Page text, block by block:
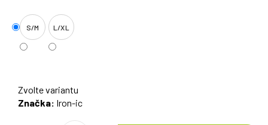
S/M L/XL
Zvolte variantu
Značka: Iron-ic